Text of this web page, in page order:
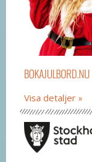
BOKAJULBORD.NU
Visa detaljer